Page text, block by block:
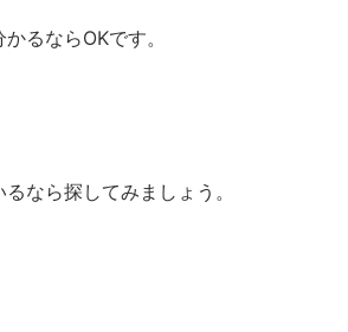
るならOKです。
なら探してみましょう。